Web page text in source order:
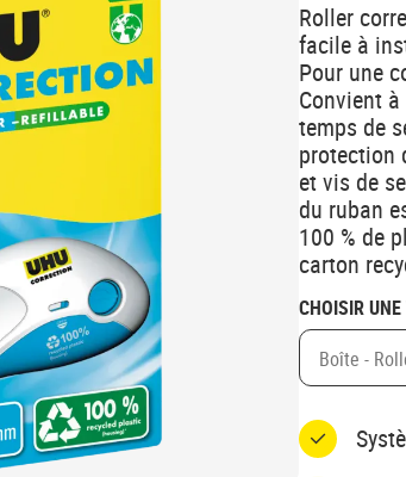
Roller
facile à
Pour une
Convient
temps de
protection
et vis de
du ruban
100 % de
carton
CHOISIR
Boîte -